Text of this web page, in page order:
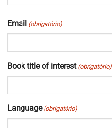
Email (obrigatório)
Book title of interest (obrigatório)
Language (obrigatório)